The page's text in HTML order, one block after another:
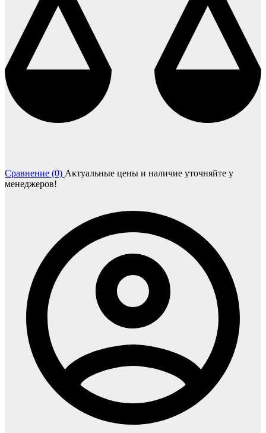
Сравнение (0) Актуальные цены и наличие уточняйте у
менеджеров!